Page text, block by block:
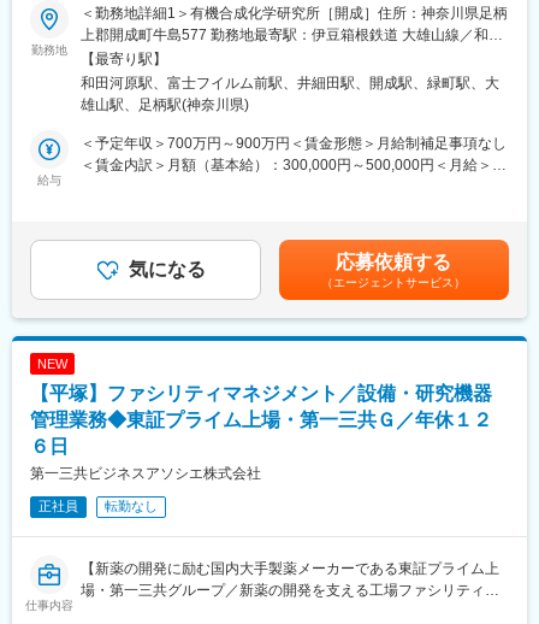
◇広々とした施設内で集中して作業できる環境を完備
◇施設内には多様なコワーキングスペースや飲食・カフェ施設も
あり、昼休みの利用にも便利
◆職務内容：
配属部署では次世代ディスプレイや次世代通信用材料、環境エネ
ルギー関連材料等の高機能材料分野における素材開発や製造化検
討、合成プロセス開発を行っております。
分子設計技術と合成技術を駆使し、材料の性能向上を図るため、
高分子材料・合成をお任せ致します。（高分子化学全般、高分子
物性、高分子合成、重合反応開発など）
・平均残業時間20～30時間程度。フレックス制度や会社規程での
リモート勤務も活用いただけます（週2日可能）。
・新幹線通勤も可能。交通費は全額会社負担となっており、品川
◆富士フイルム株式会社について：
同社は写真フィルムなどで培ってきた技術を生かし、「ヘルスケ
の発展と人々の生活の質の向上に貢献することを目指していま
す。
療問題の解決に取り組んでいます。
「エレクトロニクス」領域では、AI／IOT時代の生活を支える半導
勤務地
＜勤務地詳細1＞有機合成化学研究所［開成］住所：神奈川県足柄
上郡開成町牛島577 勤務地最寄駅：伊豆箱根鉄道 大雄山線／和田
河原駅受動喫煙対策：屋内全面禁煙＜勤務地詳細2＞有機合成化学
研究所［足柄］住所：神奈川県南足柄市中沼210 勤務地最寄駅：
伊豆箱根鉄道 大雄山線／和田河原駅受動喫煙対策：屋内全面禁煙
市扇町2-12-1 勤務地最寄駅：伊豆箱根鉄道 大雄山線／井細田駅受
動喫煙対策：屋内全面禁煙変更の範囲：本文参照
【最寄り駅】
和田河原駅、富士フイルム前駅、井細田駅、開成駅、緑町駅、大
雄山駅、足柄駅(神奈川県)
給与
＜予定年収＞700万円～900万円＜賃金形態＞月給制補足事項なし
＜賃金内訳＞月額（基本給）：300,000円～500,000円＜月給＞
目安の金額であり、選考を通じて上下する可能性があります。月
給(月額)は固定手当を含めた表記です。
気になる 応募依頼する
（エージェントサービス）
NEW
【平塚】ファシリティマネジメント／設備・研究機器
管理業務◆東証プライム上場・第一三共Ｇ／年休１２
６日
第一三共ビジネスアソシエ株式会社
正社員 転勤なし
仕事内容
【新薬の開発に励む国内大手製薬メーカーである東証プライム上
場・第一三共グループ／新薬の開発を支える工場ファシリティマ